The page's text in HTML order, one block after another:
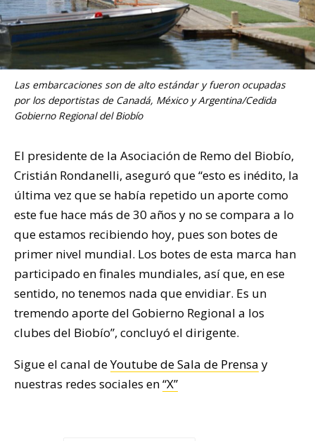
Las embarcaciones son de alto estándar y fueron ocupadas
por los deportistas de Canadá, México y Argentina/Cedida
Gobierno Regional del Biobío
El presidente de la Asociación de Remo del Biobío,
Cristián Rondanelli, aseguró que “esto es inédito, la
última vez que se había repetido un aporte como
este fue hace más de 30 años y no se compara a lo
que estamos recibiendo hoy, pues son botes de
primer nivel mundial. Los botes de esta marca han
participado en finales mundiales, así que, en ese
sentido, no tenemos nada que envidiar. Es un
tremendo aporte del Gobierno Regional a los
clubes del Biobío”, concluyó el dirigente.
Sigue el canal deYoutube de Sala de Prensa y
nuestras redes sociales en“X”